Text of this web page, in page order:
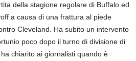
della stagione regolare di Buffalo ed
a causa di una frattura al piede
Cleveland. Ha subito un intervento
poco dopo il turno di divisione di
chiarito ai giornalisti quando è